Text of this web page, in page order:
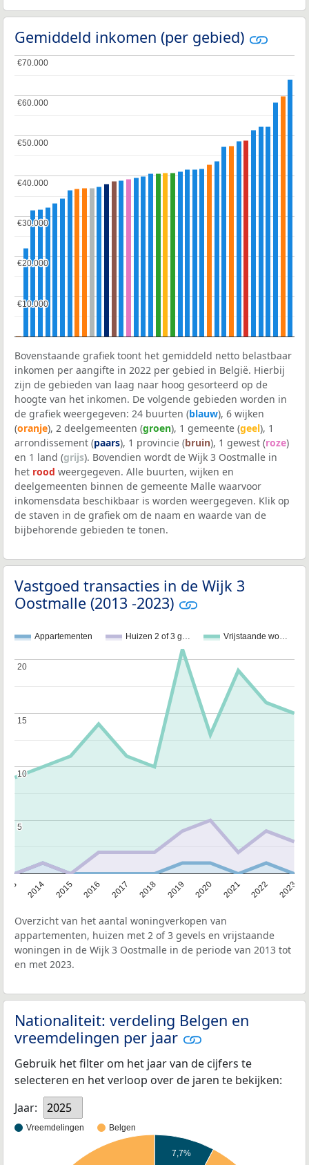
Gemiddeld inkomen (per gebied)
€10.000
€10.000
€20.000
€20.000
€30.000
€30.000
€40.000
€40.000
€50.000
€50.000
€60.000
€60.000
€70.000
€70.000
Bovenstaande grafiek toont het gemiddeld netto belastbaar
inkomen per aangifte in 2022 per gebied in België. Hierbij
zijn de gebieden van laag naar hoog gesorteerd op de
hoogte van het inkomen. De volgende gebieden worden in
de grafiek weergegeven: 24 buurten (blauw), 6 wijken
(oranje), 2 deelgemeenten (groen), 1 gemeente (geel), 1
arrondissement (paars), 1 provincie (bruin), 1 gewest (roze)
en 1 land (grijs). Bovendien wordt de Wijk 3 Oostmalle in
het rood weergegeven. Alle buurten, wijken en
deelgemeenten binnen de gemeente Malle waarvoor
inkomensdata beschikbaar is worden weergegeven. Klik op
de staven in de grafiek om de naam en waarde van de
bijbehorende gebieden te tonen.
Vastgoed transacties in de Wijk 3
Oostmalle (2013 -2023)
Appartementen Huizen 2 of 3 g… Vrijstaande wo…
2014 2015 2016 2017 2018 2019 2020 2021 2022 2023
5
5
10
10
15
15
20
20
Overzicht van het aantal woningverkopen van
appartementen, huizen met 2 of 3 gevels en vrijstaande
woningen in de Wijk 3 Oostmalle in de periode van 2013 tot
en met 2023.
Nationaliteit: verdeling Belgen en
vreemdelingen per jaar
Gebruik het filter om het jaar van de cijfers te
selecteren en het verloop over de jaren te bekijken:
Jaar:
2025
Vreemdelingen Belgen
7,7%